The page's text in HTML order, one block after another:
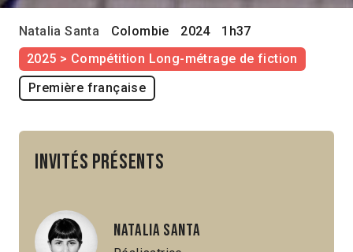
Natalia Santa Colombie 2024
1h37
2025 > Compétition Long-métrage de fiction
Première française
Invités présents
Natalia Santa